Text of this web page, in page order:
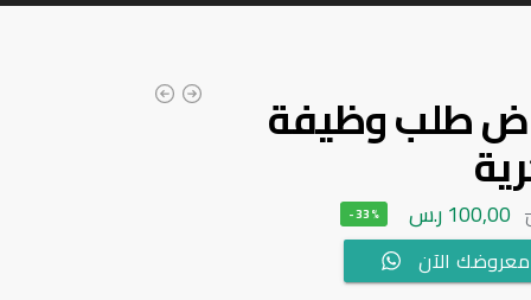
طلب وظيفة
100,00ر.س -33%
الآن